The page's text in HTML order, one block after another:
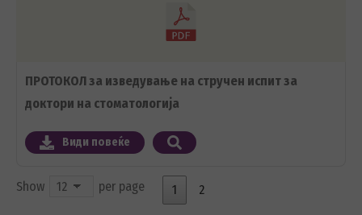
ПРОТОКОЛ за изведување на стручен испит за
доктори на стоматологија
Види повеќе
Show per page 1 2